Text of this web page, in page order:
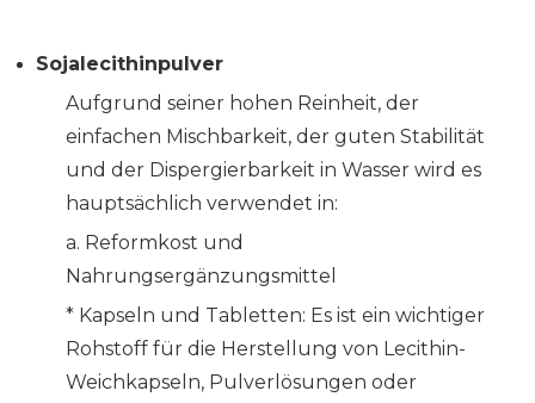
Sojalecithinpulver
Aufgrund seiner hohen Reinheit, der
einfachen Mischbarkeit, der guten Stabilität
und der Dispergierbarkeit in Wasser wird es
hauptsächlich verwendet in:
a. Reformkost und
Nahrungsergänzungsmittel
* Kapseln und Tabletten: Es ist ein wichtiger
Rohstoff für die Herstellung von Lecithin-
Weichkapseln, Pulverlösungen oder